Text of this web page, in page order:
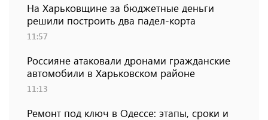
На Харьковщине за бюджетные деньги
решили построить два падел-корта
11:57
Россияне атаковали дронами гражданские
автомобили в Харьковском районе
11:13
Ремонт под ключ в Одессе: этапы, сроки и